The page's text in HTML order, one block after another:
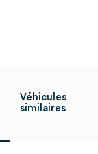
Véhicules
similaires